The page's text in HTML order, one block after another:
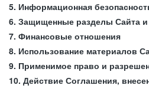
5. Информационная
6. Защищенные разделы Сайта
7. Финансовые отношения
8. Использование материалов
9. Применимое право и
10. Действие Соглашения,